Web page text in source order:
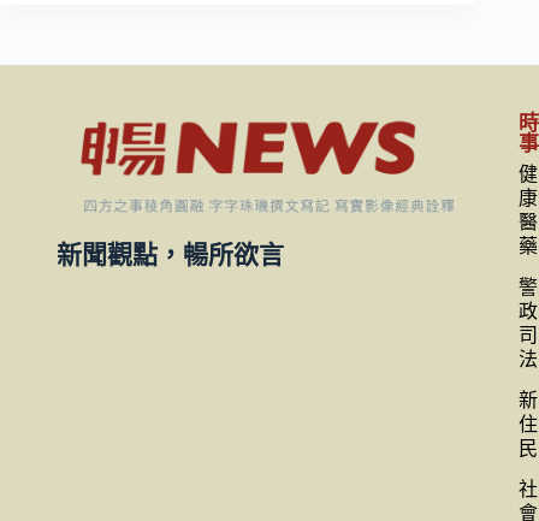
新聞觀點，暢所欲言
時
事
健
康
醫
藥
警
政
司
法
新
住
民
社
會